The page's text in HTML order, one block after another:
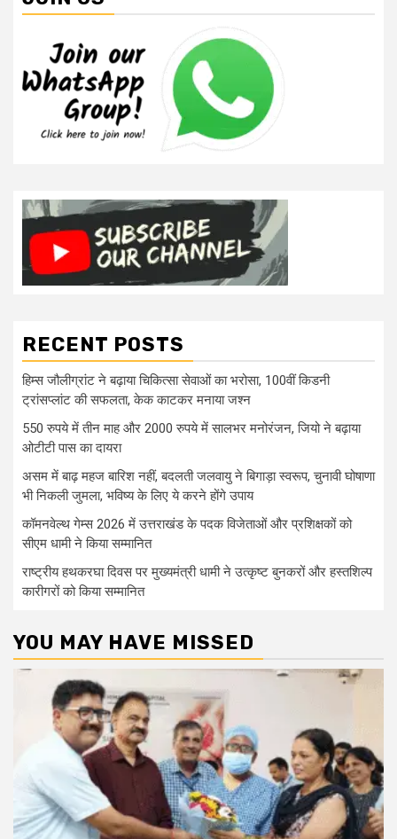
RECENT POSTS
हिम्स जौलीग्रांट ने बढ़ाया चिकित्सा सेवाओं का भरोसा, 100वीं किडनी
ट्रांसप्लांट की सफलता, केक काटकर मनाया जश्न
550 रुपये में तीन माह और 2000 रुपये में सालभर मनोरंजन, जियो ने बढ़ाया
ओटीटी पास का दायरा
असम में बाढ़ महज बारिश नहीं, बदलती जलवायु ने बिगाड़ा स्वरूप, चुनावी घोषाणा
भी निकली जुमला, भविष्य के लिए ये करने होंगे उपाय
कॉमनवेल्थ गेम्स 2026 में उत्तराखंड के पदक विजेताओं और प्रशिक्षकों को
सीएम धामी ने किया सम्मानित
राष्ट्रीय हथकरघा दिवस पर मुख्यमंत्री धामी ने उत्कृष्ट बुनकरों और हस्तशिल्प
कारीगरों को किया सम्मानित
YOU MAY HAVE MISSED